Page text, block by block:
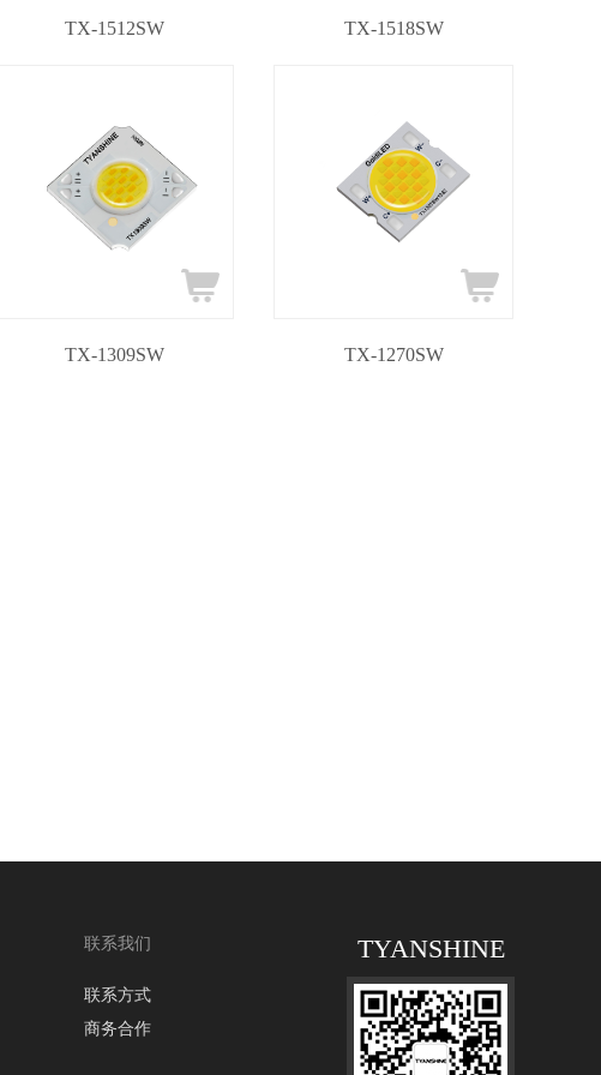
TX-1512SW TX-1518SW
TX-1309SW TX-1270SW
TYANSHINE
联系我们
联系方式
商务合作